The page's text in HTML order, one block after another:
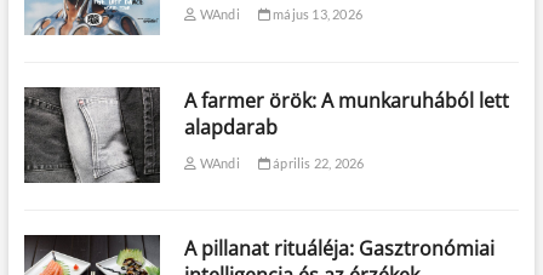
WAndi május 13, 2026
A farmer örök: A munkaruhából lett
alapdarab
WAndi április 22, 2026
A pillanat rituáléja: Gasztronómiai